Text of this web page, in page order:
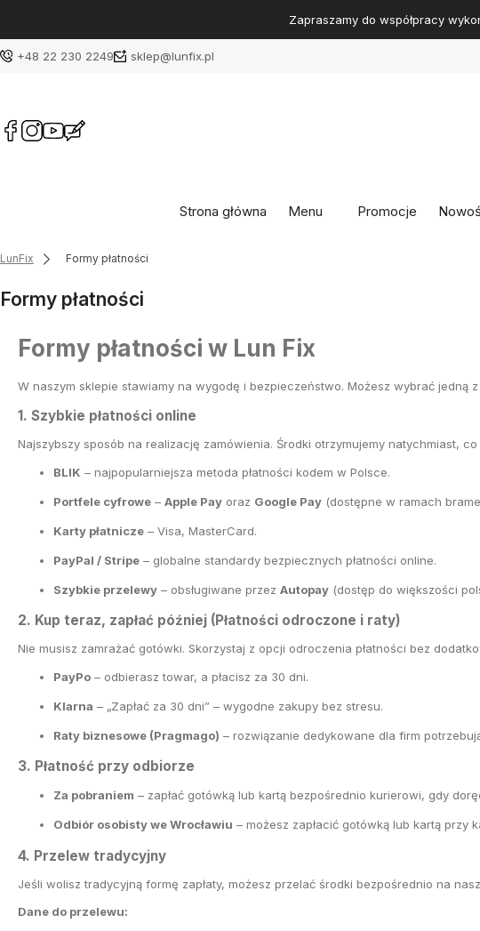
Zapraszamy do współpracy
+48 22 230 2249 sklep@lunfix.pl
Strona główna Menu Promocje
LunFix Formy płatności
Formy płatności
Formy płatności w Lun Fix
W naszym sklepie stawiamy na wygodę i bezpieczeństwo. Możesz wybrać
1. Szybkie płatności online
Najszybszy sposób na realizację zamówienia. Środki otrzymujemy natychmiast,
BLIK – najpopularniejsza metoda płatności kodem w Polsce.
Portfele cyfrowe – Apple Pay oraz Google Pay (dostępne w ramach
Karty płatnicze – Visa, MasterCard.
PayPal / Stripe – globalne standardy bezpiecznych płatności online.
Szybkie przelewy – obsługiwane przez Autopay (dostęp do większości
2. Kup teraz, zapłać później (Płatności odroczone i raty)
Nie musisz zamrażać gotówki. Skorzystaj z opcji odroczenia płatności bez
PayPo – odbierasz towar, a płacisz za 30 dni.
Klarna – „Zapłać za 30 dni” – wygodne zakupy bez stresu.
Raty biznesowe (Pragmago) – rozwiązanie dedykowane dla firm
3. Płatność przy odbiorze
Za pobraniem – zapłać gotówką lub kartą bezpośrednio kurierowi, gdy
Odbiór osobisty we Wrocławiu – możesz zapłacić gotówką lub kartą przy
4. Przelew tradycyjny
Jeśli wolisz tradycyjną formę zapłaty, możesz przelać środki bezpośrednio na
Dane do przelewu: